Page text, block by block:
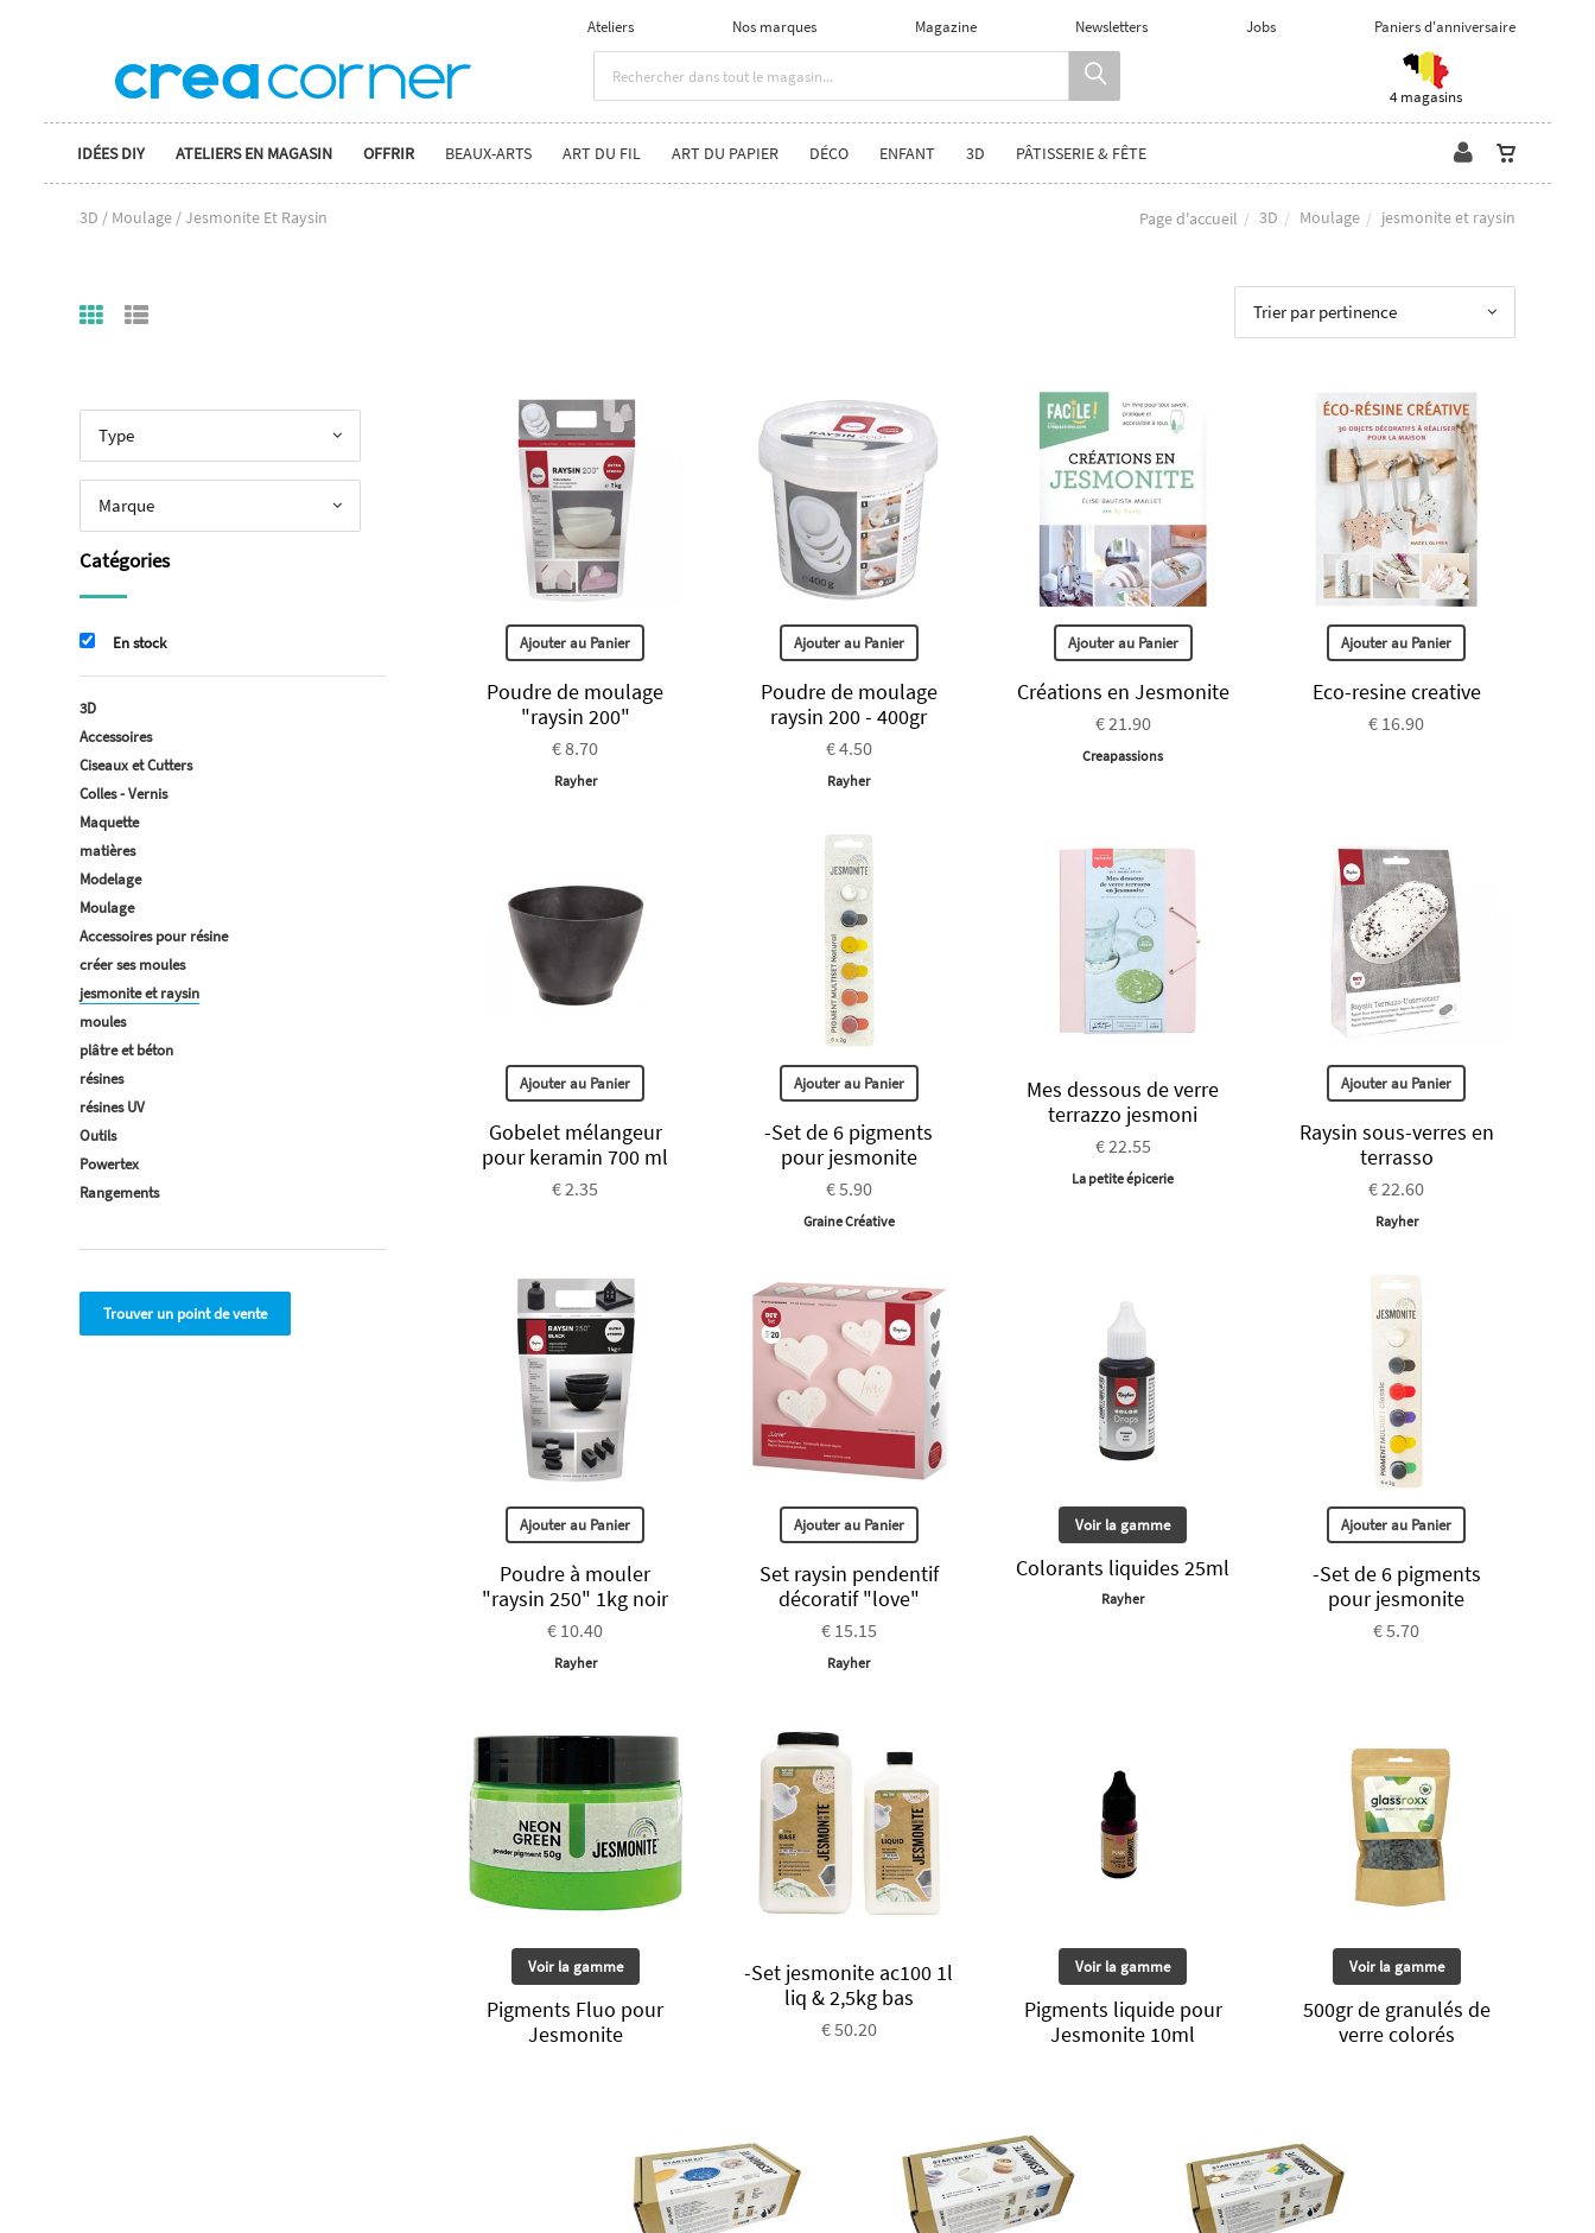
Ateliers Nos marques Magazine Newsletters Jobs Paniers d'anniversaire
4 magasins
IDÉES DIY ATELIERS EN MAGASIN OFFRIR BEAUX-ARTS ART DU FIL ART DU PAPIER DÉCO ENFANT 3D PÂTISSERIE & FÊTE
3D / Moulage / Jesmonite Et Raysin Page d'accueil 3D Moulage jesmonite et raysin
Trier par pertinence
Ajouter au Panier
Poudre de moulage
"raysin 200"
€ 8.70
Rayher
Ajouter au Panier
Poudre de moulage
raysin 200 - 400gr
€ 4.50
Rayher
Ajouter au Panier
Créations en Jesmonite
€ 21.90
Creapassions
Ajouter au Panier
Eco-resine creative
€ 16.90
Ajouter au Panier
Gobelet mélangeur
pour keramin 700 ml
€ 2.35
Ajouter au Panier
-Set de 6 pigments
pour jesmonite
€ 5.90
Graine Créative
Mes dessous de verre
terrazzo jesmoni
€ 22.55
La petite épicerie
Ajouter au Panier
Raysin sous-verres en
terrasso
€ 22.60
Rayher
Ajouter au Panier
Poudre à mouler
"raysin 250" 1kg noir
€ 10.40
Rayher
Ajouter au Panier
Set raysin pendentif
décoratif "love"
€ 15.15
Rayher
Voir la gamme
Colorants liquides 25ml
Rayher
Ajouter au Panier
-Set de 6 pigments
pour jesmonite
€ 5.70
Voir la gamme
Pigments Fluo pour
Jesmonite
-Set jesmonite ac100 1l
liq & 2,5kg bas
€ 50.20
Voir la gamme
Pigments liquide pour
Jesmonite 10ml
Voir la gamme
500gr de granulés de
verre colorés
Type
Marque
Catégories
En stock
3D
Accessoires
Ciseaux et Cutters
Colles - Vernis
Maquette
matières
Modelage
Moulage
Accessoires pour résine
créer ses moules
jesmonite et raysin
moules
plâtre et béton
résines
résines UV
Outils
Powertex
Rangements
Trouver un point de vente